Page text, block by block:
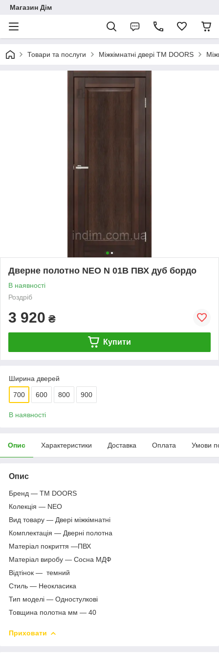
Магазин Дім
Товари та послуги Міжкімнатні двері ТМ DOORS
Дверне полотно NEO N 01В ПВХ дуб бордо
В наявності
Роздріб
3 920 ₴
Купити
Ширина дверей
700 600 800 900
В наявності
Опис Характеристики Доставка Оплата Умови
Опис
Бренд — TM DOORS
Колекція — NEO
Вид товару — Двері міжкімнатні
Комплектація — Дверні полотна
Матеріал покриття —ПВХ
Матеріал виробу — Сосна МДФ
Відтінок — темний
Стиль — Неокласика
Тип моделі — Одностулкові
Товщина полотна мм — 40
Приховати